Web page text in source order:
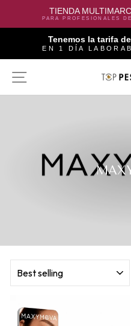
TIENDA
PARA PROFESIONALES
Tenemos la tarifa
EN 1 DÍA
SITE
SORT